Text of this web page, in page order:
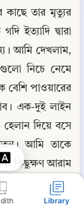
Library
তার মৃত্যুর
ইত্যাদি দ্বারা
আমি দেখলাম,
নিচে নেমে
বেশি পাওয়ারের
এক-দুই লাইন
হেলান দিয়ে বসে
আমি তাকে
কিছুক্ষণ আরাম
কষ্ট হচ্ছে।
জড়তার কারণে